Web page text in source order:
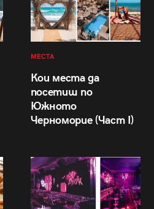
МЕСТА
Кои места да
посетиш по
Южното
Черноморие (Част I)